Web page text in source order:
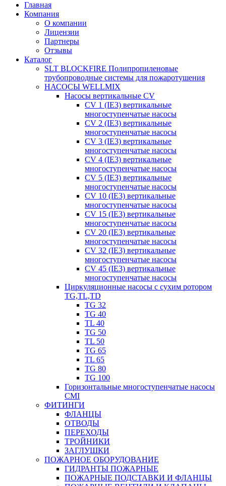
Главная
Компания
О компании
Лицензии
Партнеры
Отзывы
Каталог
SLT BLOCKFIRE Полипропиленовые
трубопроводные системы для пожаротушения
НАСОСЫ WELLMIX
Насосы вертикальные CV
CV 1 (IE3) вертикальные
многоступенчатые насосы
CV 2 (IE3) вертикальные
многоступенчатые насосы
CV 3 (IE3) вертикальные
многоступенчатые насосы
CV 4 (IE3) вертикальные
многоступенчатые насосы
CV 5 (IE3) вертикальные
многоступенчатые насосы
CV 10 (IE3) вертикальные
многоступенчатые насосы
CV 15 (IE3) вертикальные
многоступенчатые насосы
CV 20 (IE3) вертикальные
многоступенчатые насосы
CV 32 (IE3) вертикальные
многоступенчатые насосы
CV 45 (IE3) вертикальные
многоступенчатые насосы
Циркуляционные насосы с сухим ротором
TG,TL,TD
TG 32
TG 40
TL 40
TG 50
TL 50
TG 65
TL 65
TG 80
TG 100
Горизонтальные многоступенчатые насосы
CMI
ФИТИНГИ
ФЛАНЦЫ
ОТВОДЫ
ПЕРЕХОДЫ
ТРОЙНИКИ
ЗАГЛУШКИ
ПОЖАРНОЕ ОБОРУДОВАНИЕ
ГИДРАНТЫ ПОЖАРНЫЕ
ПОЖАРНЫЕ ПОДСТАВКИ И ФЛАНЦЫ